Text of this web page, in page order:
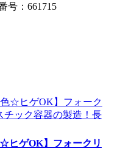
号：661715
☆ヒゲOK】フォークリ